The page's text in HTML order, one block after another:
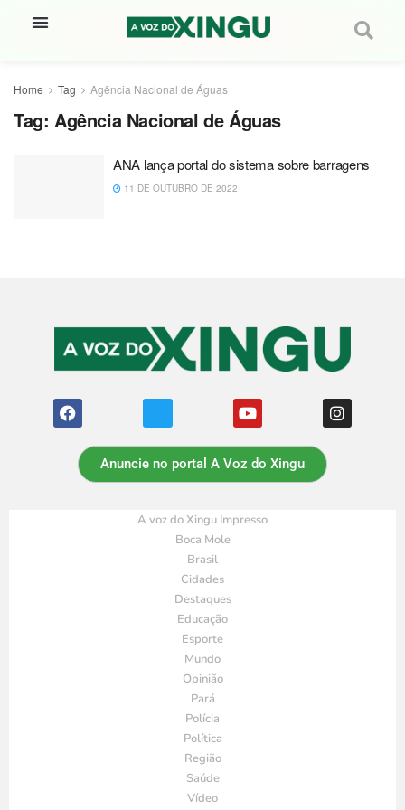
Home Tag Agência Nacional de Águas
Tag: Agência Nacional de Águas
ANA lança portal do sistema sobre barragens
11 DE OUTUBRO DE 2022
Anuncie no portal A Voz do Xingu
A voz do Xingu Impresso
Boca Mole
Brasil
Cidades
Destaques
Educação
Esporte
Mundo
Opinião
Pará
Polícia
Política
Região
Saúde
Vídeo